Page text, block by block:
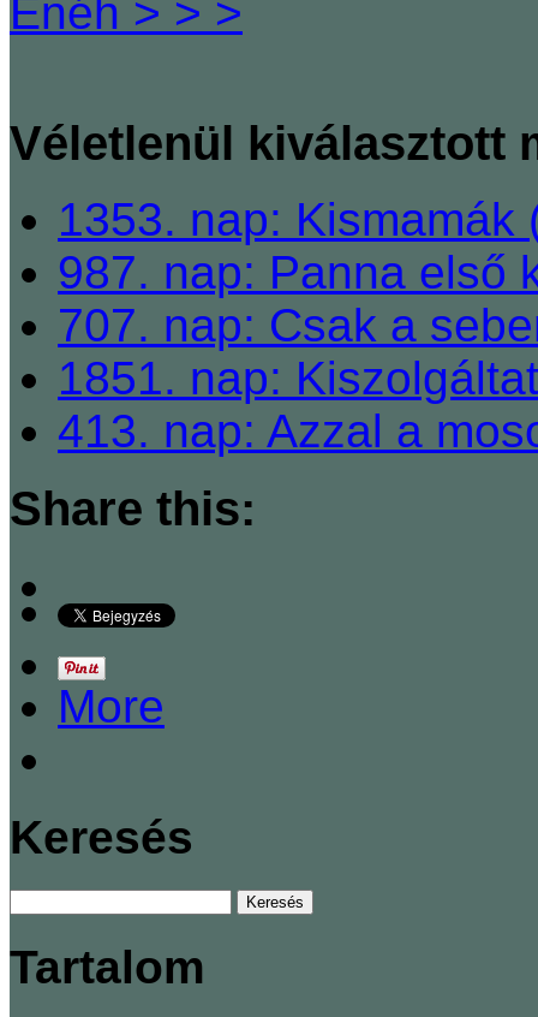
Enéh > > >
Véletlenül kiválasztott
1353. nap: Kismamák
987. nap: Panna első
707. nap: Csak a
1851. nap:
413. nap: Azzal a
Share this:
More
Keresés
Tartalom